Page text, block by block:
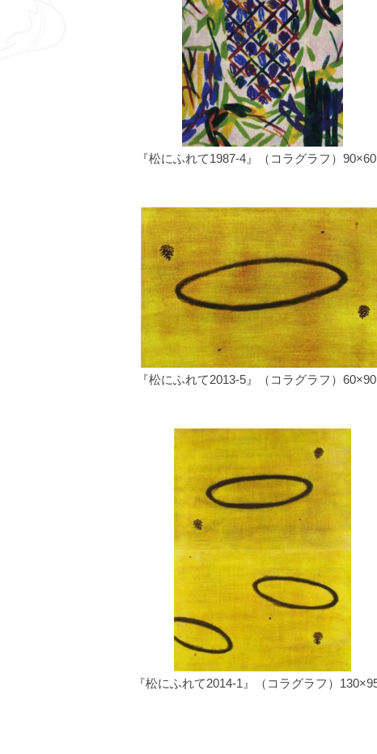
『松にふれて1987-4』（コラグラフ）
『松にふれて2013-5』（コラグラフ）
『松にふれて2014-1』（コラグラフ）